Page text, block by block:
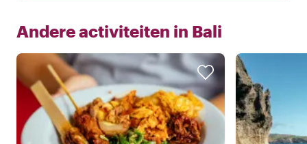
Andere activiteiten in Bali